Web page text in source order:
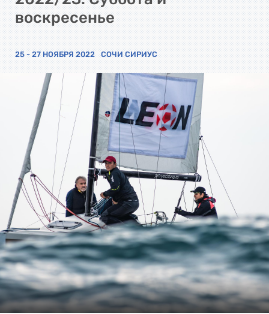
воскресенье
25 - 27 НОЯБРЯ 2022 СОЧИ СИРИУС